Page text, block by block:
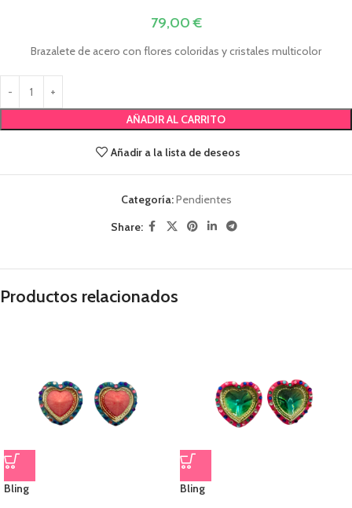
79,00€
Brazalete de acero con flores coloridas y cristales multicolor
AÑADIR AL CARRITO
Añadir a la lista de deseos
Categoría:Pendientes
Share:
Productos relacionados
Bling Bling